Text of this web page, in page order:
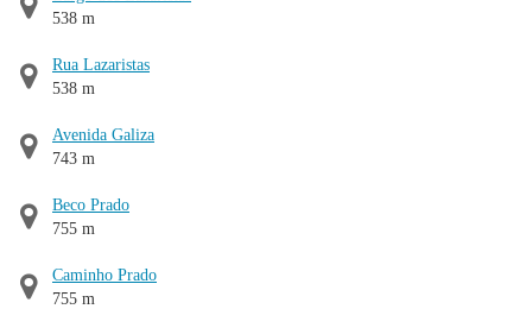
538 m
Rua Lazaristas
538 m
Avenida Galiza
743 m
Beco Prado
755 m
Caminho Prado
755 m